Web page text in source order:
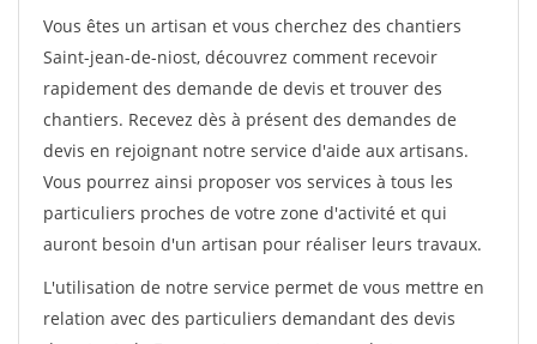
Vous êtes un artisan et vous cherchez des chantiers
Saint-jean-de-niost, découvrez comment recevoir
rapidement des demande de devis et trouver des
chantiers. Recevez dès à présent des demandes de
devis en rejoignant notre service d'aide aux artisans.
Vous pourrez ainsi proposer vos services à tous les
particuliers proches de votre zone d'activité et qui
auront besoin d'un artisan pour réaliser leurs travaux.
L'utilisation de notre service permet de vous mettre en
relation avec des particuliers demandant des devis